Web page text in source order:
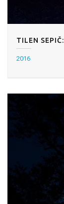
TILEN
2016